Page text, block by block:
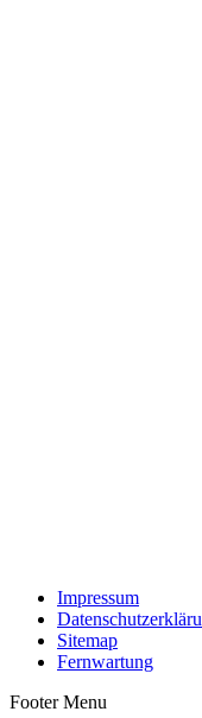
Impressum
Sitemap
Fernwartung
Footer Menu